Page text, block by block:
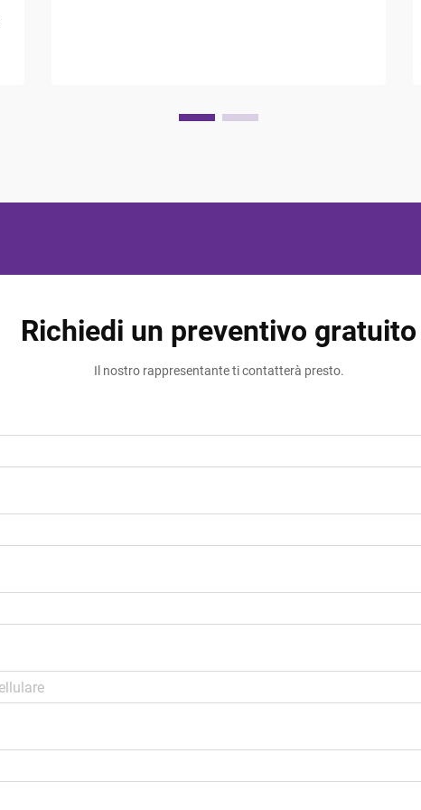
Richiedi un preventivo gratuito
Il nostro rappresentante ti contatterà presto.